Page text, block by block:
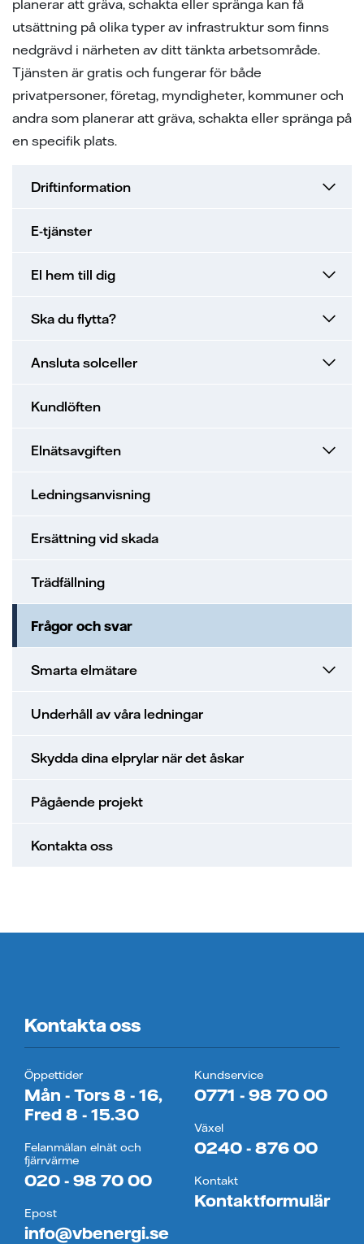
vid avtalstecknande
innan man
svar
vid skada
svar
projekt
svar
planerar att gräva, schakta eller spränga kan få
utsättning på olika typer av infrastruktur som finns
nedgrävd i närheten av ditt tänkta arbetsområde.
Tjänsten är gratis och fungerar för både
privatpersoner, företag, myndigheter, kommuner och
andra som planerar att gräva, schakta eller spränga på
en specifik plats.
Driftinformation
E-tjänster
El hem till dig
Ska du flytta?
Ansluta solceller
Kundlöften
Elnätsavgiften
Ledningsanvisning
Ersättning vid skada
Trädfällning
Frågor och svar
Smarta elmätare
Underhåll av våra ledningar
Skydda dina elprylar när det åskar
Pågående projekt
Kontakta oss
Kontakta oss
Öppettider
Mån - Tors 8 - 16,
Fred 8 - 15.30
Felanmälan elnät och
fjärrvärme
020 - 98 70 00
Epost
info@vbenergi.se
Kundservice
0771 - 98 70 00
Växel
0240 - 876 00
Kontakt
Kontaktformulär